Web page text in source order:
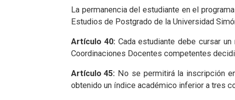
La permanencia del estudiante en el
Estudios de Postgrado de la Universidad
Artículo 40:Cada estudiante debe cursar
Coordinaciones Docentes competentes
Artículo 45: No se permitirá la inscripción
obtenido un índice académico inferior a tres